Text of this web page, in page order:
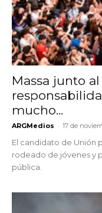
Massa junto
mucho...
ARGMedios - 17 de
El candidato de Unión
rodeado de jóvenes y
pública.